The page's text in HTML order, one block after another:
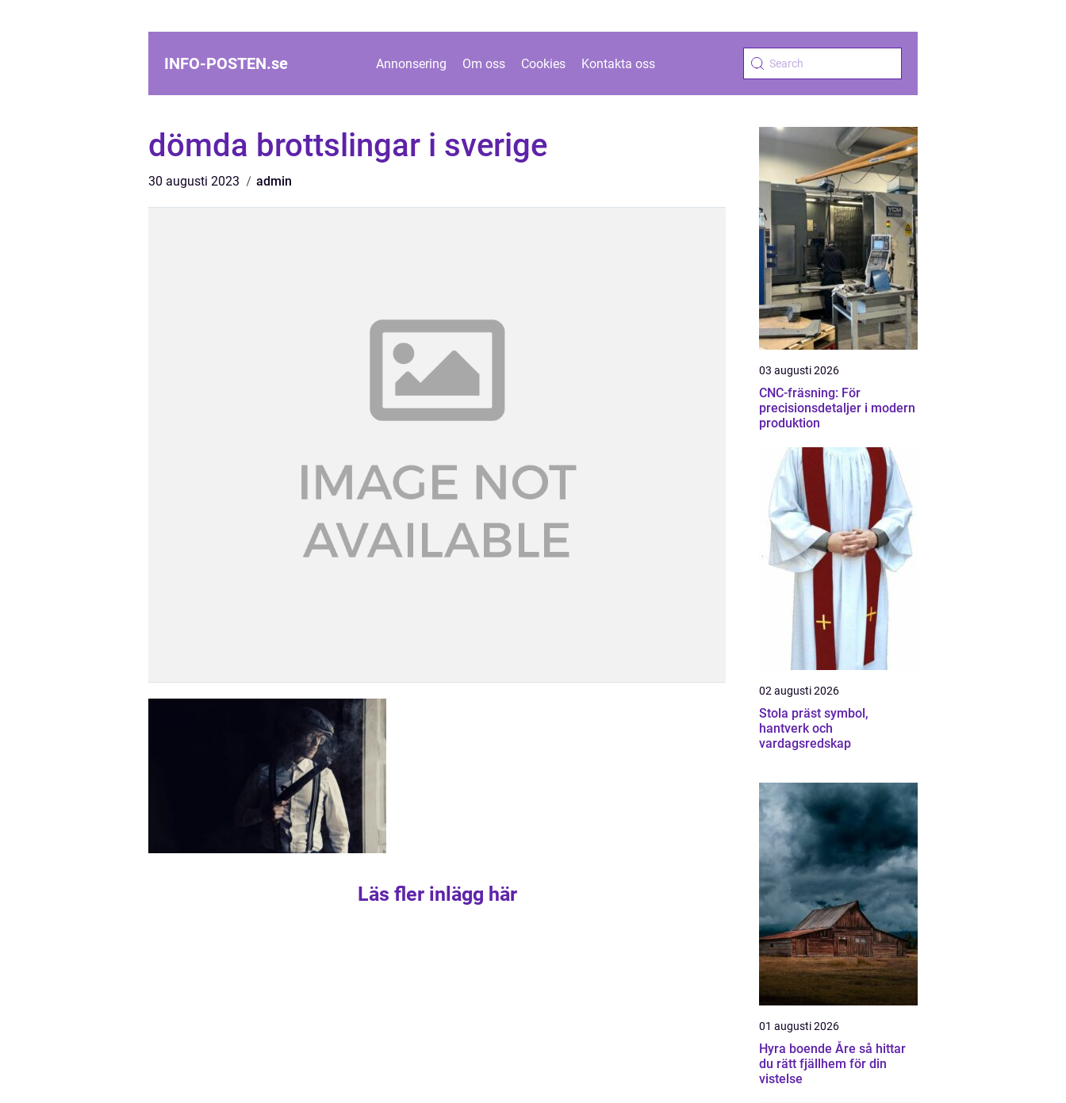
INFO-POSTEN.se Annonsering Om oss Cookies Kontakta oss
dömda brottslingar i sverige
30 augusti 2023 admin
Läs fler inlägg här
03 augusti 2026
CNC-fräsning: För
precisionsdetaljer i modern
produktion
02 augusti 2026
Stola präst symbol,
hantverk och
vardagsredskap
01 augusti 2026
Hyra boende Åre så hittar
du rätt fjällhem för din
vistelse